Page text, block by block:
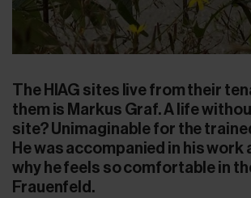
The HIAG sites live from their
them is Markus Graf. A life
site? Unimaginable for the
He was accompanied in his work
why he feels so comfortable in
Frauenfeld.